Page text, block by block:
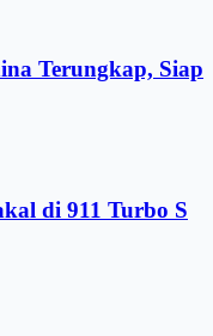
Terungkap, Siap
di 911 Turbo S